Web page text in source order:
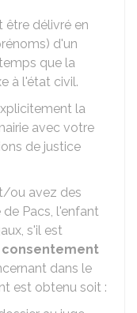
être délivré en
d'un
que la
à l'état civil.
la
avec votre
de justice
ou avez des
de Pacs, l'enfant
s'il est
consentement
dans le
est obtenu soit :